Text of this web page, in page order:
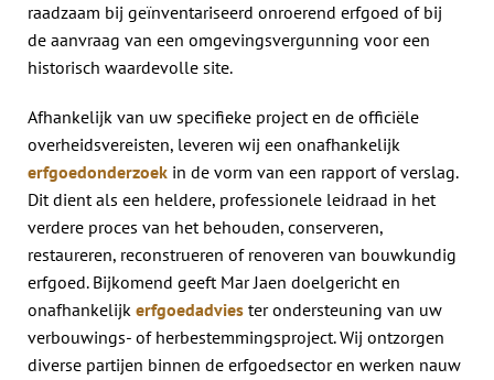
raadzaam bij geïnventariseerd onroerend erfgoed of bij
de aanvraag van een omgevingsvergunning voor een
historisch waardevolle site.
Afhankelijk van uw specifieke project en de officiële
overheidsvereisten, leveren wij een onafhankelijk
erfgoedonderzoek in de vorm van een rapport of verslag.
Dit dient als een heldere, professionele leidraad in het
verdere proces van het behouden, conserveren,
restaureren, reconstrueren of renoveren van bouwkundig
erfgoed. Bijkomend geeft Mar Jaen doelgericht en
onafhankelijk erfgoedadvies ter ondersteuning van uw
verbouwings- of herbestemmingsproject. Wij ontzorgen
diverse partijen binnen de erfgoedsector en werken nauw